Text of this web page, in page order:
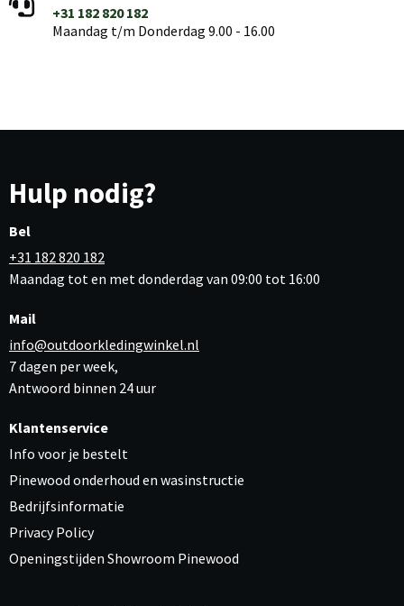
+31 182 820 182
Maandag t/m Donderdag 9.00 - 16.00
Hulp nodig?
Bel
+31 182 820 182
Maandag tot en met donderdag van 09:00 tot 16:00
Mail
info@outdoorkledingwinkel.nl
7 dagen per week,
Antwoord binnen 24 uur
Klantenservice
Info voor je bestelt
Pinewood onderhoud en wasinstructie
Bedrijfsinformatie
Privacy Policy
Openingstijden Showroom Pinewood